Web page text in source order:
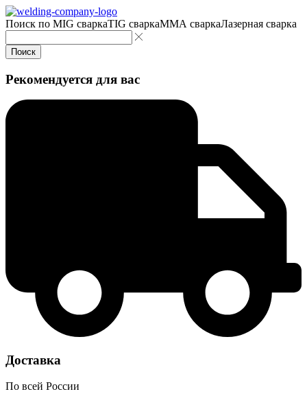
Поиск по MIG сваркаTIG сваркаMMA сваркаЛазерная сварка
Поиск
Рекомендуется для вас
Доставка
По всей России